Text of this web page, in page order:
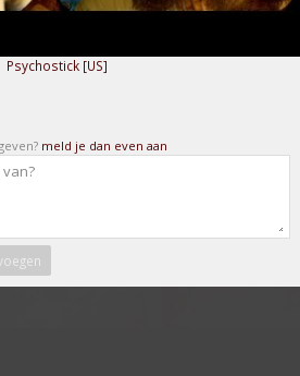
Psychostick [US]
meld je dan even aan